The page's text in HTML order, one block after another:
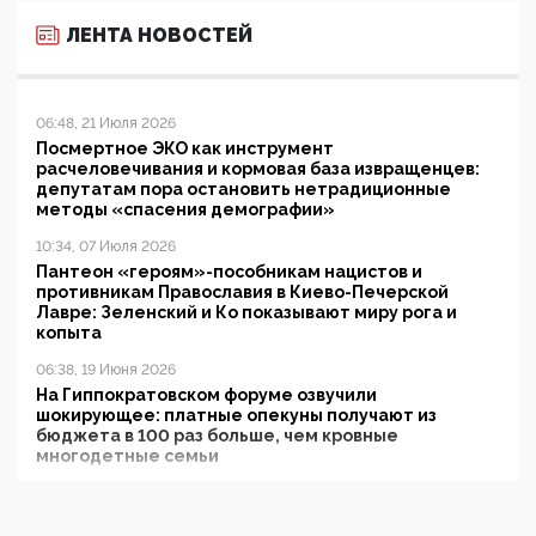
ЛЕНТА НОВОСТЕЙ
06:48, 21 Июля 2026
Посмертное ЭКО как инструмент
расчеловечивания и кормовая база извращенцев:
депутатам пора остановить нетрадиционные
методы «спасения демографии»
10:34, 07 Июля 2026
Пантеон «героям»-пособникам нацистов и
противникам Православия в Киево-Печерской
Лавре: Зеленский и Ко показывают миру рога и
копыта
06:38, 19 Июня 2026
На Гиппократовском форуме озвучили
шокирующее: платные опекуны получают из
бюджета в 100 раз больше, чем кровные
многодетные семьи